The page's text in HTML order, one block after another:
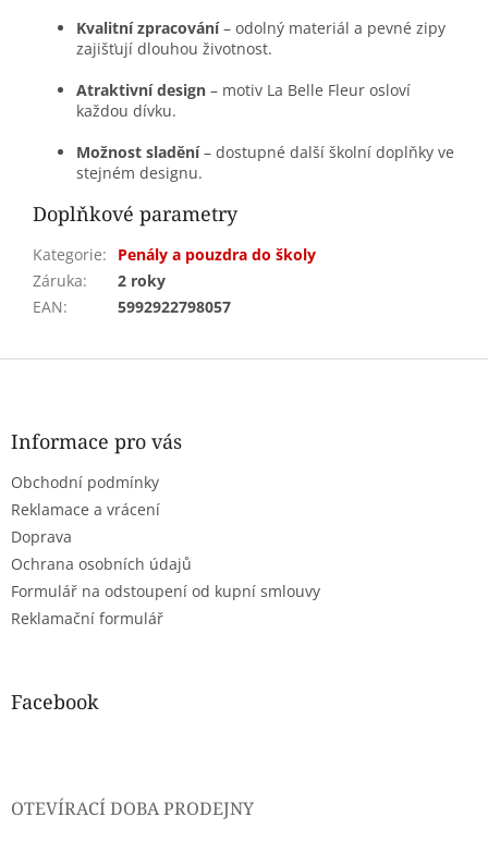
Kvalitní zpracování– odolný materiál a pevné zipy
zajišťují dlouhou životnost.
Atraktivní design – motiv La Belle Fleur osloví
každou dívku.
Možnost sladění– dostupné další školní doplňky ve
stejném designu.
Doplňkové parametry
Kategorie:
Penály a pouzdra do školy
Záruka:
2 roky
EAN: 5992922798057
Z
Informace pro vás
Obchodní podmínky
Reklamace a vrácení
Doprava
Ochrana osobních údajů
Formulář na odstoupení od kupní smlouvy
Reklamační formulář
Facebook
OTEVÍRACÍ DOBA PRODEJNY